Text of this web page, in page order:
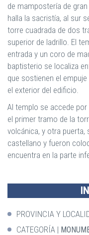
de mampostería de
halla la sacristía, al sur
torre cuadrada de dos
superior de ladrillo. El
entrada y un coro de
baptisterio se localiza
que sostienen el
el exterior del edificio.
Al templo se accede
el primer tramo de la
volcánica, y otra puerta,
castellano y fueron
encuentra en la parte
PROVINCIA Y
CATEGORÍA